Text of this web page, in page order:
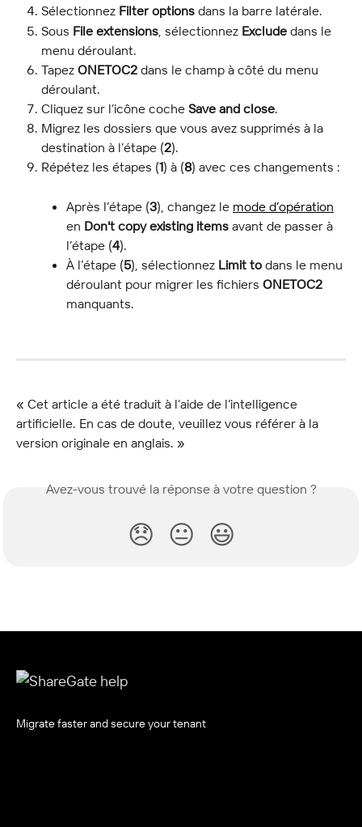
Sélectionnez Filter options dans la barre latérale.
Sous File extensions , sélectionnez Exclude dans le
menu déroulant.
Tapez ONETOC2 dans le champ à côté du menu
déroulant.
Cliquez sur l’icône coche Save and close.
Migrez les dossiers que vous avez supprimés à la
destination à l’étape (2).
Répétez les étapes (1) à (8) avec ces changements :
Après l’étape (3), changez le mode d’opération
en Don't copy existing items avant de passer à
l’étape (4).
À l’étape (5), sélectionnez Limit to dans le menu
déroulant pour migrer les fichiers ONETOC2
manquants.
« Cet article a été traduit à l’aide de l’intelligence
artificielle. En cas de doute, veuillez vous référer à la
version originale en anglais. »
Avez-vous trouvé la réponse à votre question ?
😞 😐 😃
Migrate faster and secure your tenant